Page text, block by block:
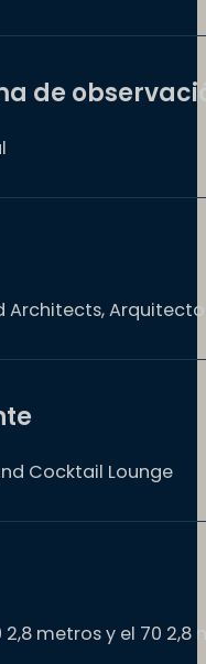
de
Cocktail Lounge
metros y el 70 2,8